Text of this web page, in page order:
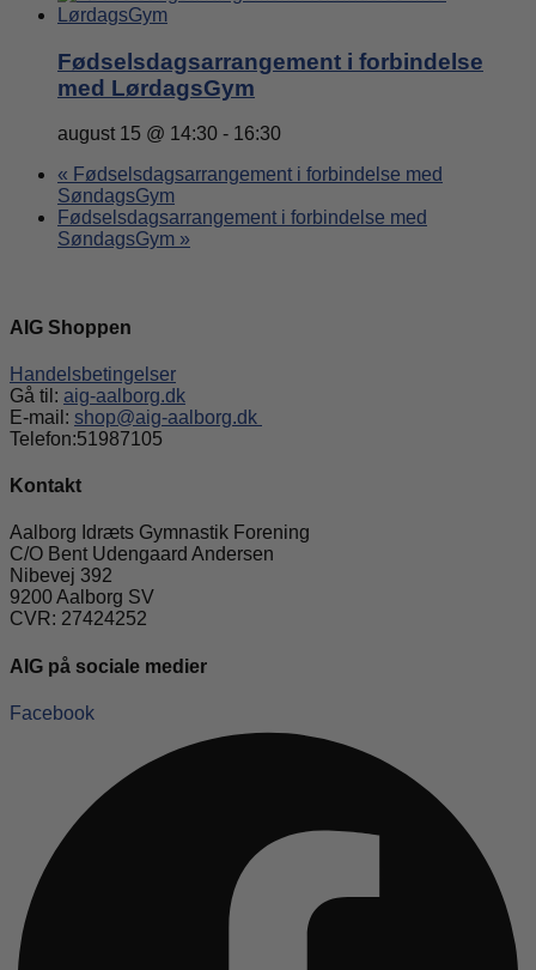
Fødselsdagsarrangement i forbindelse
med LørdagsGym
august 15 @ 14:30 - 16:30
« Fødselsdagsarrangement i forbindelse med
SøndagsGym
Fødselsdagsarrangement i forbindelse med
SøndagsGym »
AIG Shoppen
Handelsbetingelser
Gå til: aig-aalborg.dk
E-mail: shop@aig-aalborg.dk
Telefon:51987105
Kontakt
Aalborg Idræts Gymnastik Forening
C/O Bent Udengaard Andersen
Nibevej 392
9200 Aalborg SV
CVR: 27424252
AIG på sociale medier
Facebook